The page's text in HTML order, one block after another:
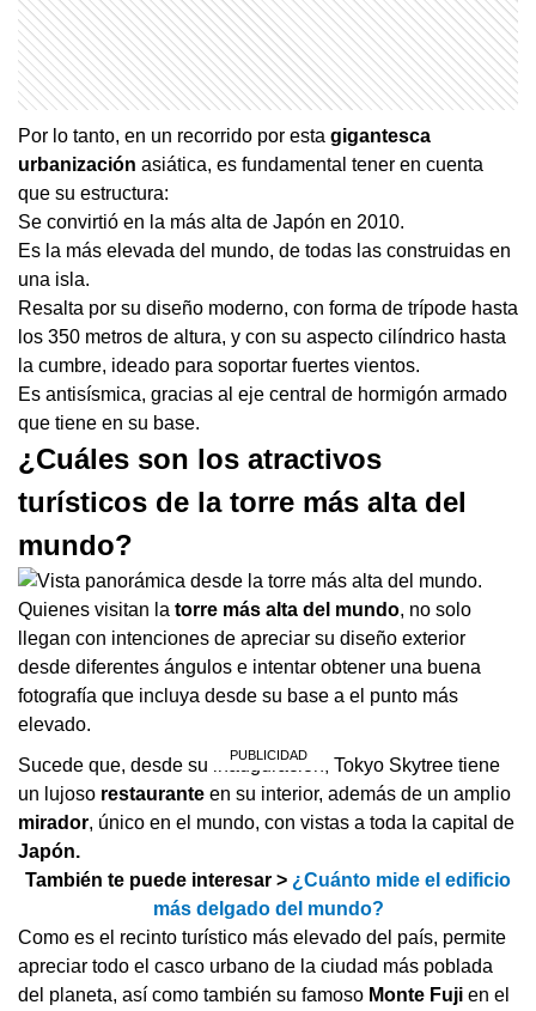
Por lo tanto, en un recorrido por esta gigantesca
urbanización asiática, es fundamental tener en cuenta
que su estructura:
Se convirtió en la más alta de Japón en 2010.
Es la más elevada del mundo, de todas las construidas en
una isla.
Resalta por su diseño moderno, con forma de trípode hasta
los 350 metros de altura, y con su aspecto cilíndrico hasta
la cumbre, ideado para soportar fuertes vientos.
Es antisísmica, gracias al eje central de hormigón armado
que tiene en su base.
¿Cuáles son los atractivos
turísticos de la torre más alta del
mundo?
Quienes visitan la torre más alta del mundo, no solo
llegan con intenciones de apreciar su diseño exterior
desde diferentes ángulos e intentar obtener una buena
fotografía que incluya desde su base a el punto más
elevado.
Sucede que, desde su inauguración, Tokyo Skytree tiene
un lujoso restaurante en su interior, además de un amplio
mirador, único en el mundo, con vistas a toda la capital de
Japón.
También te puede interesar > ¿Cuánto mide el edificio
más delgado del mundo?
Como es el recinto turístico más elevado del país, permite
apreciar todo el casco urbano de la ciudad más poblada
del planeta, así como también su famoso Monte Fuji en el